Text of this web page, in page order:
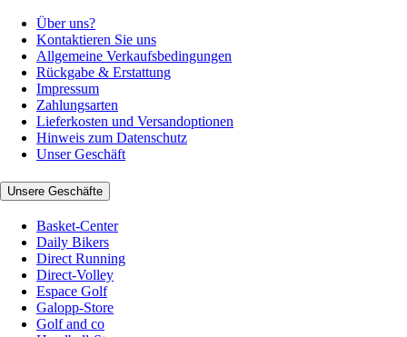
Über uns?
Kontaktieren Sie uns
Allgemeine Verkaufsbedingungen
Rückgabe & Erstattung
Impressum
Zahlungsarten
Lieferkosten und Versandoptionen
Hinweis zum Datenschutz
Unser Geschäft
Unsere Geschäfte
Basket-Center
Daily Bikers
Direct Running
Direct-Volley
Espace Golf
Galopp-Store
Golf and co